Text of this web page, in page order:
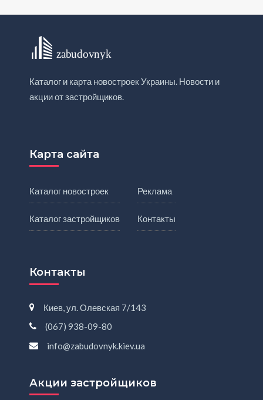
Каталог и карта новостроек Украины. Новости и
акции от застройщиков.
Карта сайта
Каталог новостроек
Каталог застройщиков
Реклама
Контакты
Контакты
Киев, ул. Олевская 7/143
(067) 938-09-80
info@zabudovnyk.kiev.ua
Акции застройщиков